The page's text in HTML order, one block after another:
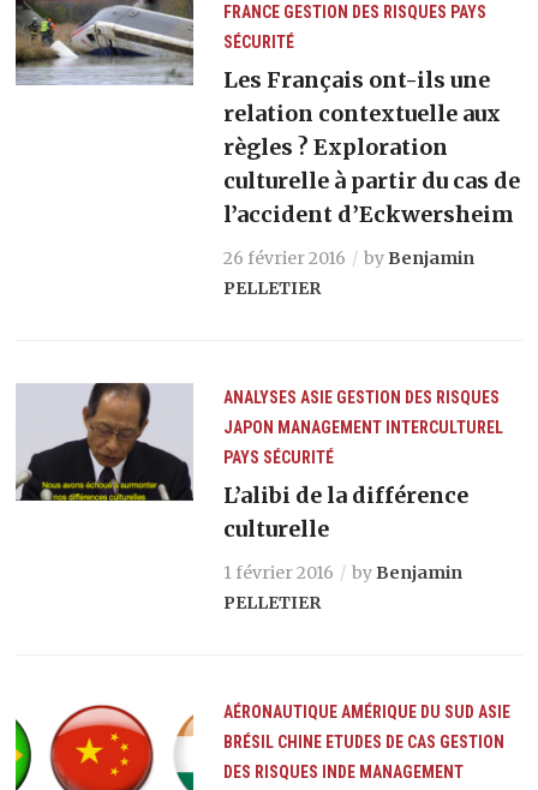
FRANCE GESTION DES RISQUES PAYS
SÉCURITÉ
Les Français ont-ils une
relation contextuelle aux
règles ? Exploration
culturelle à partir du cas de
l’accident d’Eckwersheim
26 février 2016 by Benjamin
PELLETIER
ANALYSES ASIE GESTION DES RISQUES
JAPON MANAGEMENT INTERCULTUREL
PAYS SÉCURITÉ
L’alibi de la différence
culturelle
1 février 2016 by Benjamin
PELLETIER
AÉRONAUTIQUEAMÉRIQUE DU SUD ASIE
BRÉSIL CHINE ETUDES DE CAS GESTION
DES RISQUES
INDE MANAGEMENT